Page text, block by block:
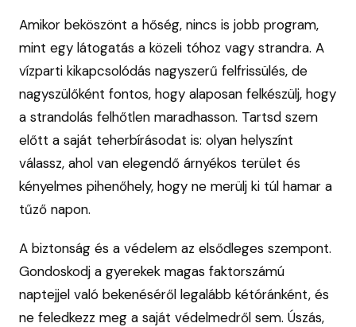
Amikor beköszönt a hőség, nincs is jobb program,
mint egy látogatás a közeli tóhoz vagy strandra. A
vízparti kikapcsolódás nagyszerű felfrissülés, de
nagyszülőként fontos, hogy alaposan felkészülj, hogy
a strandolás felhőtlen maradhasson. Tartsd szem
előtt a saját teherbírásodat is: olyan helyszínt
válassz, ahol van elegendő árnyékos terület és
kényelmes pihenőhely, hogy ne merülj ki túl hamar a
tűző napon.
A biztonság és a védelem az elsődleges szempont.
Gondoskodj a gyerekek magas faktorszámú
naptejjel való bekenéséről legalább kétóránként, és
ne feledkezz meg a saját védelmedről sem. Úszás,